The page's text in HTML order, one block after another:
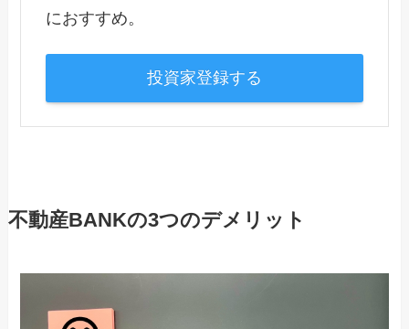
におすすめ。
投資家登録する
不動産BANKの3つのデメリット